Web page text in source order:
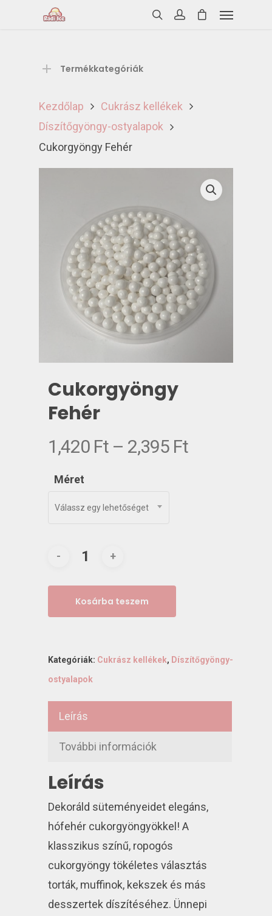
Termékkategóriák
Kezdőlap
Cukrász kellékek
Díszítőgyöngy-ostyalapok
Cukorgyöngy Fehér
Cukorgyöngy
Fehér
1,420 Ft – 2,395 Ft
Méret
Válassz egy lehetőséget
Kosárba teszem
Kategóriák: Cukrász kellékek, Díszítőgyöngy-
ostyalapok
Leírás
További információk
Leírás
Dekoráld süteményeidet elegáns,
hófehér cukorgyöngyökkel! A
klasszikus színű, ropogós
cukorgyöngy tökéletes választás
torták, muffinok, kekszek és más
desszertek díszítéséhez. Ünnepi